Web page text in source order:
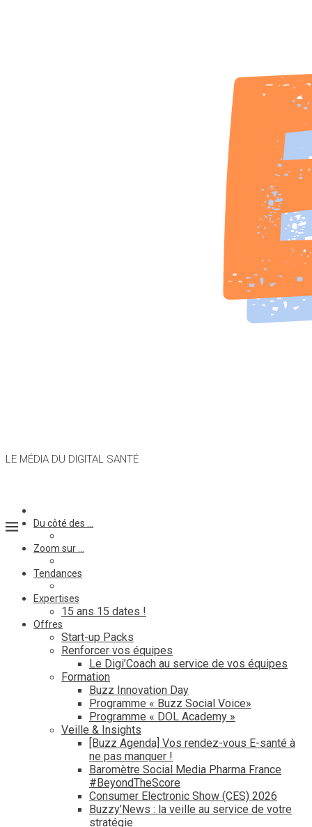
LE MÉDIA DU DIGITAL SANTÉ
Du côté des …
Zoom sur …
Tendances
Expertises
15 ans 15 dates !
Offres
Start-up Packs
Renforcer vos équipes
Le Digi’Coach au service de vos équipes
Formation
Buzz Innovation Day
Programme « Buzz Social Voice»
Programme « DOL Academy »
Veille & Insights
[Buzz Agenda] Vos rendez-vous E-santé à
ne pas manquer !
Baromètre Social Media Pharma France
#BeyondTheScore
Consumer Electronic Show (CES) 2026
Buzzy’News : la veille au service de votre
stratégie